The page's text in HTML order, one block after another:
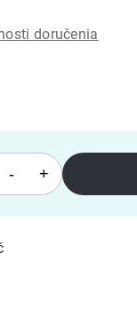
doručenia